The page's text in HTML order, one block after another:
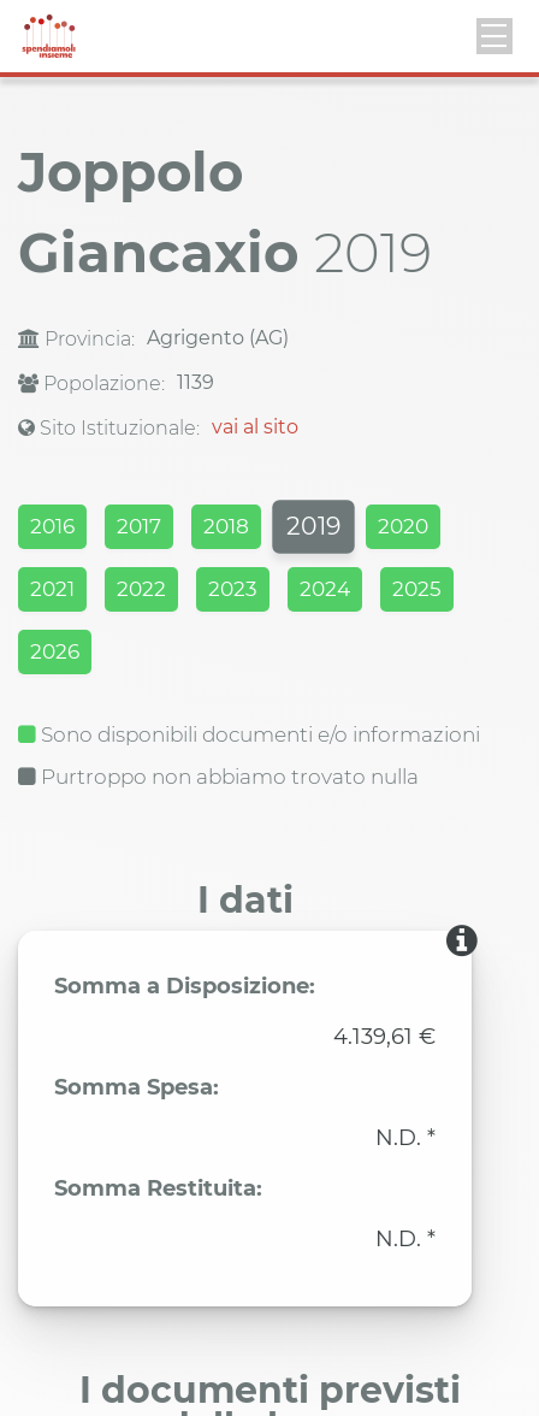
Joppolo
Giancaxio 2019
Provincia: Agrigento (AG)
Popolazione: 1139
Sito Istituzionale: vai al sito
2016 2017 2018 2019 2020
2021 2022 2023 2024 2025
2026
Sono disponibili documenti e/o informazioni
Purtroppo non abbiamo trovato nulla
I dati
Somma a Disposizione:
4.139,61 €
Somma Spesa:
N.D. *
Somma Restituita:
N.D. *
I documenti previsti